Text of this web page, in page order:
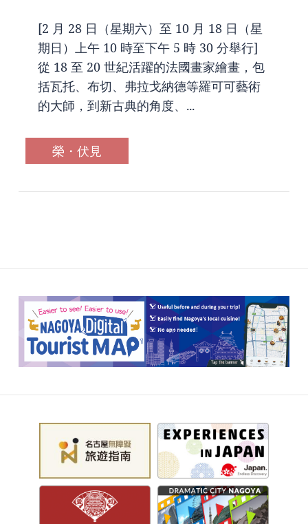
[2 月 28 日（星期六）至 10 月 18 日（星
期日）上午 10 時至下午 5 時 30 分舉行]
從 18 至 20 世紀活躍的法國畫家繪畫，包
括瓦托、布切、弗拉戈納德等羅可可藝術
的大師，到新古典的角度、...
榮・伏見